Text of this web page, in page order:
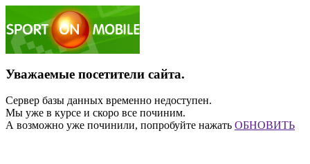
Уважаемые посетители сайта.
Сервер базы данных временно недоступен.
Мы уже в курсе и скоро все починим.
А возможно уже починили, попробуйте нажать ОБНОВИТЬ